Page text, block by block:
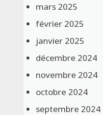
mars 2025
février 2025
janvier 2025
décembre 2024
novembre 2024
octobre 2024
septembre 2024